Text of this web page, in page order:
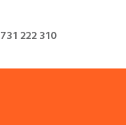
731 222 310